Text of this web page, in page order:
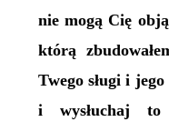
nie mogą Cię
którą
Twego sługi i
i wysłuchaj